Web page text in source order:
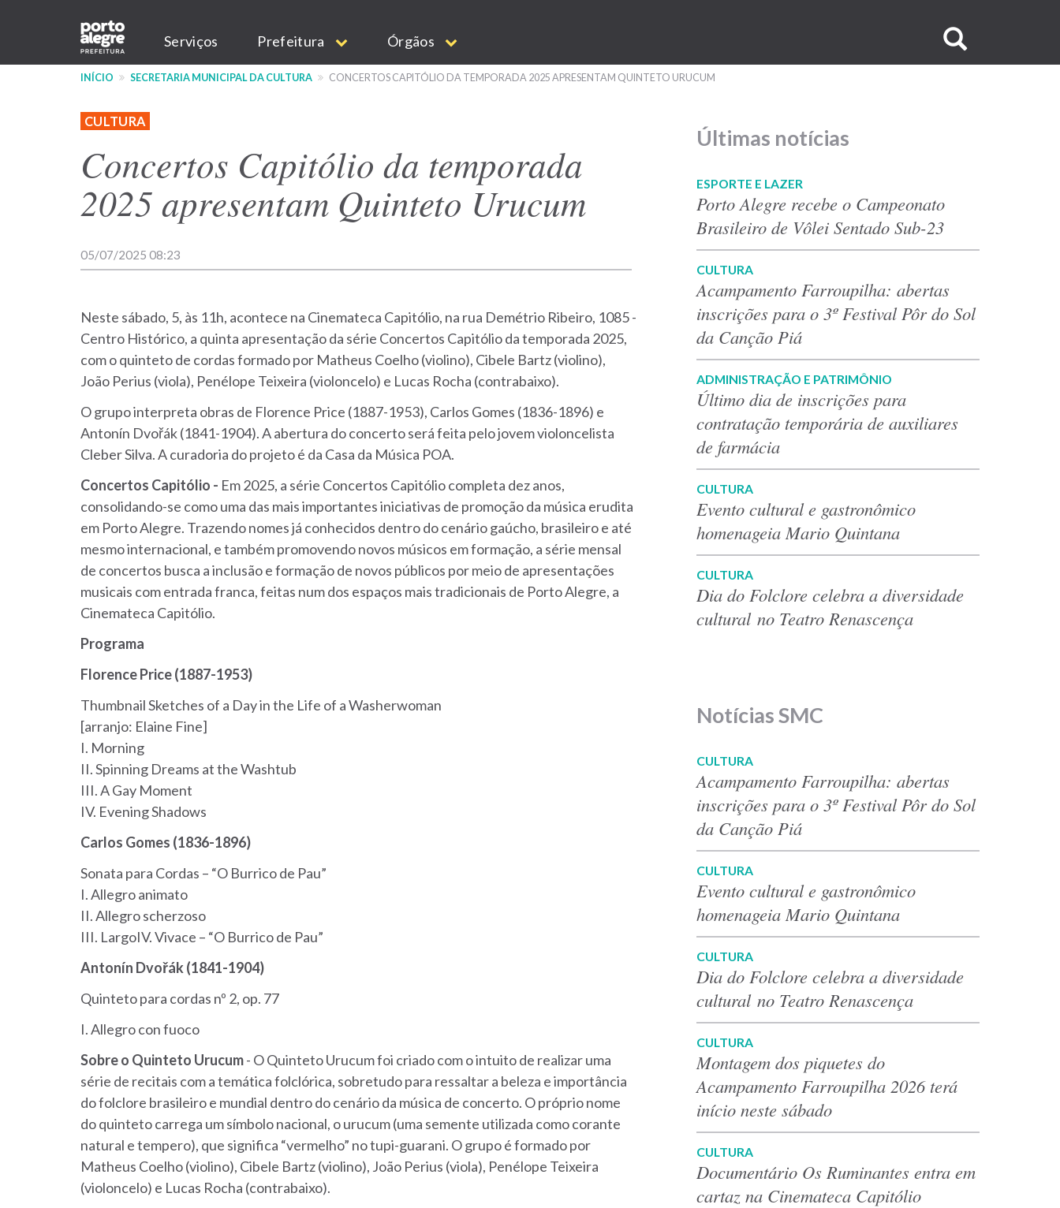
conteúdo
Main
navigation
Serviços Prefeitura Órgãos
no
INÍCIO SECRETARIA MUNICIPAL DA CULTURA CONCERTOS CAPITÓLIO DA TEMPORADA 2025 APRESENTAM QUINTETO URUCUM
CULTURA
Concertos Capitólio da temporada
2025 apresentam Quinteto Urucum
05/07/2025 08:23
Neste sábado, 5, às 11h, acontece na Cinemateca Capitólio, na rua Demétrio Ribeiro, 1085 -
Centro Histórico, a quinta apresentação da série Concertos Capitólio da temporada 2025,
com o quinteto de cordas formado por Matheus Coelho (violino), Cibele Bartz (violino),
João Perius (viola), Penélope Teixeira (violoncelo) e Lucas Rocha (contrabaixo).
O grupo interpreta obras de Florence Price (1887-1953), Carlos Gomes (1836-1896) e
Antonín Dvořák (1841-1904). A abertura do concerto será feita pelo jovem violoncelista
Cleber Silva. A curadoria do projeto é da Casa da Música POA.
Concertos Capitólio - Em 2025, a série Concertos Capitólio completa dez anos,
consolidando-se como uma das mais importantes iniciativas de promoção da música erudita
em Porto Alegre. Trazendo nomes já conhecidos dentro do cenário gaúcho, brasileiro e até
mesmo internacional, e também promovendo novos músicos em formação, a série mensal
de concertos busca a inclusão e formação de novos públicos por meio de apresentações
musicais com entrada franca, feitas num dos espaços mais tradicionais de Porto Alegre, a
Cinemateca Capitólio.
Programa
Florence Price (1887-1953)
Thumbnail Sketches of a Day in the Life of a Washerwoman
[arranjo: Elaine Fine]
I. Morning
II. Spinning Dreams at the Washtub
III. A Gay Moment
IV. Evening Shadows
Carlos Gomes (1836-1896)
Sonata para Cordas – “O Burrico de Pau”
I. Allegro animato
II. Allegro scherzoso
III. LargoIV. Vivace – “O Burrico de Pau”
Antonín Dvořák (1841-1904)
Quinteto para cordas nº 2, op. 77
I. Allegro con fuoco
Sobre o Quinteto Urucum- O Quinteto Urucum foi criado com o intuito de realizar uma
série de recitais com a temática folclórica, sobretudo para ressaltar a beleza e importância
do folclore brasileiro e mundial dentro do cenário da música de concerto. O próprio nome
do quinteto carrega um símbolo nacional, o urucum (uma semente utilizada como corante
natural e tempero), que significa “vermelho” no tupi-guarani. O grupo é formado por
Matheus Coelho (violino), Cibele Bartz (violino), João Perius (viola), Penélope Teixeira
(violoncelo) e Lucas Rocha (contrabaixo).
Últimas notícias
ESPORTE E LAZER
Porto Alegre recebe o Campeonato
Brasileiro de Vôlei Sentado Sub-23
CULTURA
Acampamento Farroupilha: abertas
inscrições para o 3º Festival Pôr do Sol
da Canção Piá
ADMINISTRAÇÃO E PATRIMÔNIO
Último dia de inscrições para
contratação temporária de auxiliares
de farmácia
CULTURA
Evento cultural e gastronômico
homenageia Mario Quintana
CULTURA
Dia do Folclore celebra a diversidade
cultural no Teatro Renascença
Notícias SMC
CULTURA
Acampamento Farroupilha: abertas
inscrições para o 3º Festival Pôr do Sol
da Canção Piá
CULTURA
Evento cultural e gastronômico
homenageia Mario Quintana
CULTURA
Dia do Folclore celebra a diversidade
cultural no Teatro Renascença
CULTURA
Montagem dos piquetes do
Acampamento Farroupilha 2026 terá
início neste sábado
CULTURA
Documentário Os Ruminantes entra em
cartaz na Cinemateca Capitólio